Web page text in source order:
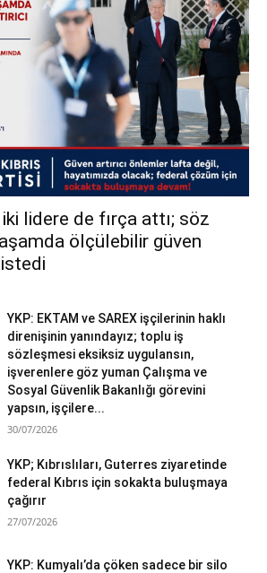
lidere de fırça attı; söz
ölçülebilir güven
istedi
YKP: EKTAM ve SAREX işçilerinin haklı
direnişinin yanındayız; toplu iş
sözleşmesi eksiksiz uygulansın,
işverenlere göz yuman Çalışma ve
Sosyal Güvenlik Bakanlığı görevini
yapsın, işçilere...
30/07/2026
YKP; Kıbrıslıları, Guterres ziyaretinde
federal Kıbrıs için sokakta buluşmaya
çağırır
27/07/2026
YKP: Kumyalı’da çöken sadece bir silo